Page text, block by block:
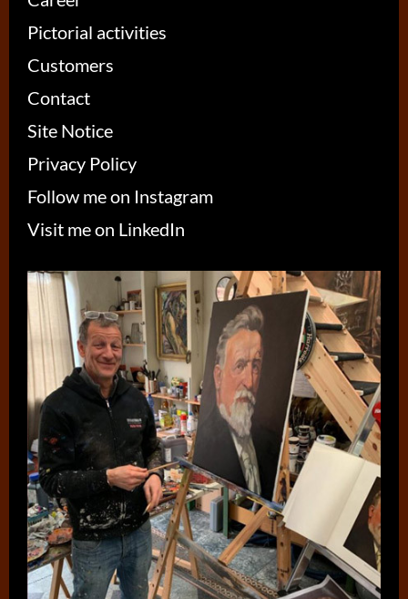
Pictorial activities
Customers
Contact
Site Notice
Privacy Policy
Follow me on Instagram
Visit me on LinkedIn